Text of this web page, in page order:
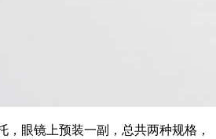
，眼镜上预装一副，总共两种规格，